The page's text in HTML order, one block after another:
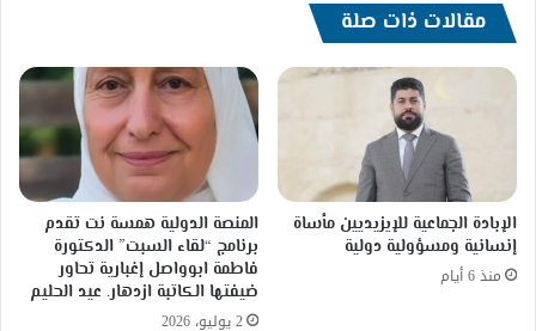
الدموية
خلال
12
مقالات ذات صلة
الإبادة الجماعية للإيزيديين مأساة
إنسانية ومسؤولية دولية
منذ 6 أيام
المنصة الدولية همسة نت تقدم
برنامج “لقاء السبت” الدكتورة
فاطمة ابوواصل إغبارية تحاور
ضيفتها الكاتبة ازدهار. عيد الحليم
2 يوليو، 2026